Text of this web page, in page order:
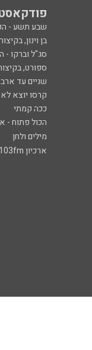
שבע תשע -
בן וינון, בקיצור
סג"ל וברקו
ספורט,
שניים עד
קרסו יוצא
ככה קמתי
הכול פתוח -
מילים ולחן
ארכיון 103fm